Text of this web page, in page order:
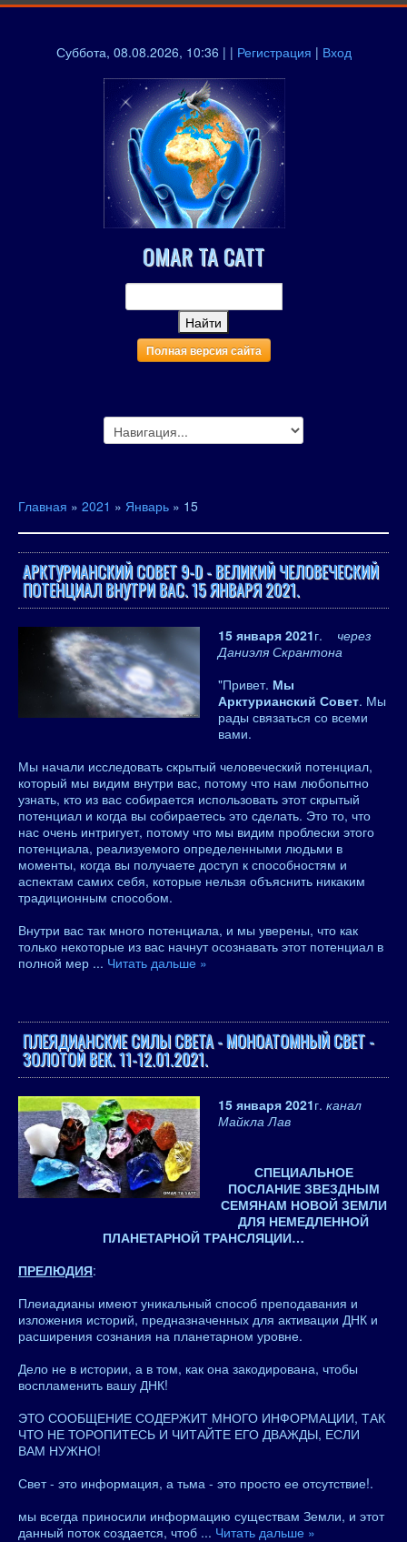
Суббота, 08.08.2026, 10:36 | | Регистрация | Вход
OMAR TA CATT
Полная версия сайта
Главная » 2021 » Январь » 15
АРКТУРИАНСКИЙ СОВЕТ 9-D - ВЕЛИКИЙ ЧЕЛОВЕЧЕСКИЙ
ПОТЕНЦИАЛ ВНУТРИ ВАС. 15 ЯНВАРЯ 2021.
15 января 2021г.
через
Даниэля Скрантона
"Привет. Мы
Арктурианский Совет. Мы
рады связаться со всеми
вами.
Мы начали исследовать скрытый человеческий потенциал,
который мы видим внутри вас, потому что нам любопытно
узнать, кто из вас собирается использовать этот скрытый
потенциал и когда вы собираетесь это сделать. Это то, что
нас очень интригует, потому что мы видим проблески этого
потенциала, реализуемого определенными людьми в
моменты, когда вы получаете доступ к способностям и
аспектам самих себя, которые нельзя объяснить никаким
традиционным способом.
Внутри вас так много потенциала, и мы уверены, что как
только некоторые из вас начнут осознавать этот потенциал в
полной мер ... Читать дальше »
ПЛЕЯДИАНСКИЕ СИЛЫ СВЕТА - МОНОАТОМНЫЙ СВЕТ -
ЗОЛОТОЙ ВЕК. 11-12.01.2021.
15 января 2021г. канал
Майкла Лав
СПЕЦИАЛЬНОЕ
ПОСЛАНИЕ ЗВЕЗДНЫМ
СЕМЯНАМ НОВОЙ ЗЕМЛИ
ДЛЯ НЕМЕДЛЕННОЙ
ПЛАНЕТАРНОЙ ТРАНСЛЯЦИИ…
ПРЕЛЮДИЯ:
Плеиадианы имеют уникальный способ преподавания и
изложения историй, предназначенных для активации ДНК и
расширения сознания на планетарном уровне.
Дело не в истории, а в том, как она закодирована, чтобы
воспламенить вашу ДНК!
ЭТО СООБЩЕНИЕ СОДЕРЖИТ МНОГО ИНФОРМАЦИИ, ТАК
ЧТО НЕ ТОРОПИТЕСЬ И ЧИТАЙТЕ ЕГО ДВАЖДЫ, ЕСЛИ
ВАМ НУЖНО!
Свет - это информация, а тьма - это просто ее отсутствие!.
мы всегда приносили информацию существам Земли, и этот
данный поток создается, чтоб ... Читать дальше »